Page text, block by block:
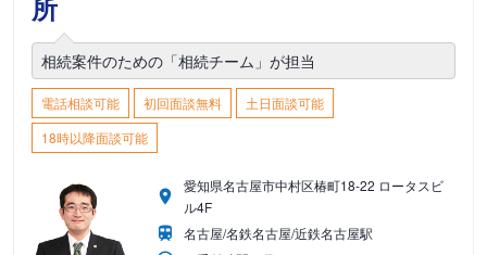
所
相続案件のための「相続チーム」が担当
電話相談可能 初回面談無料
土日面談可能
18時以降面談可能
愛知県名古屋市中村区椿町18-22 ロータスビ
ル4F
名古屋/名鉄名古屋/近鉄名古屋駅